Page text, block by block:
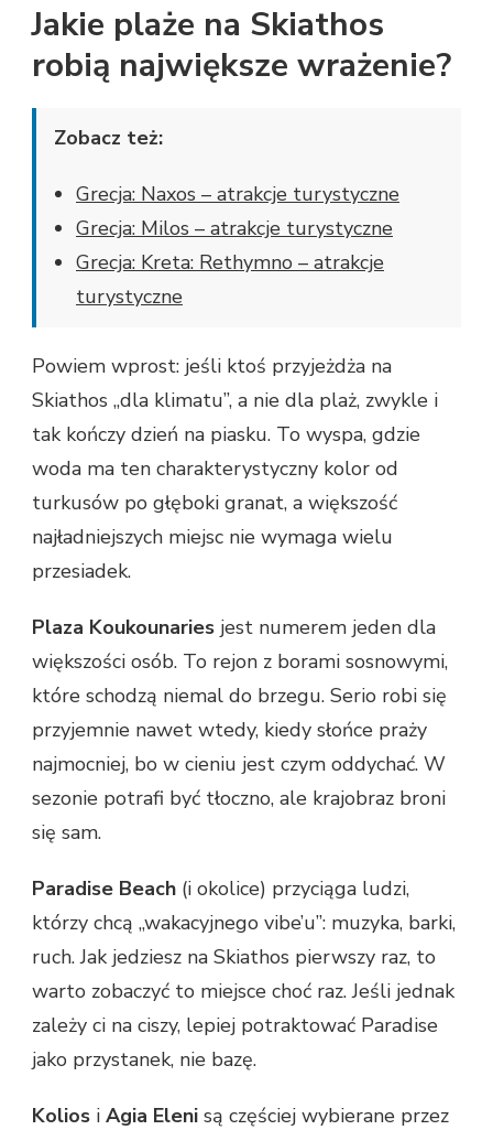
Jakie plaże na Skiathos
robią największe wrażenie?
Zobacz też:
Grecja: Naxos – atrakcje turystyczne
Grecja: Milos – atrakcje turystyczne
Grecja: Kreta: Rethymno – atrakcje
turystyczne
Powiem wprost: jeśli ktoś przyjeżdża na
Skiathos „dla klimatu”, a nie dla plaż, zwykle i
tak kończy dzień na piasku. To wyspa, gdzie
woda ma ten charakterystyczny kolor od
turkusów po głęboki granat, a większość
najładniejszych miejsc nie wymaga wielu
przesiadek.
Plaza Koukounaries jest numerem jeden dla
większości osób. To rejon z borami sosnowymi,
które schodzą niemal do brzegu. Serio robi się
przyjemnie nawet wtedy, kiedy słońce praży
najmocniej, bo w cieniu jest czym oddychać. W
sezonie potrafi być tłoczno, ale krajobraz broni
się sam.
Paradise Beach (i okolice) przyciąga ludzi,
którzy chcą „wakacyjnego vibe’u”: muzyka, barki,
ruch. Jak jedziesz na Skiathos pierwszy raz, to
warto zobaczyć to miejsce choć raz. Jeśli jednak
zależy ci na ciszy, lepiej potraktować Paradise
jako przystanek, nie bazę.
Kolios i Agia Eleni są częściej wybierane przez